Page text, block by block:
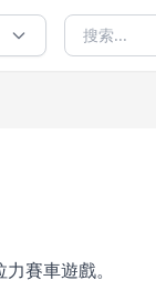
賽車遊戲。